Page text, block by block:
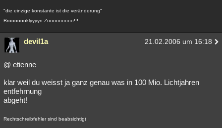
"die einzige konstante ist die veränderung"
Brooooooklyyyyn Zooooooooo!!!
devil1a 21.02.2006 um 16:18
@ etienne
klar weil du weisst ja ganz genau was in 100 Mio. Lichtjahren
entfehrnung
abgeht!
Rechtschreibfehler sind beabsichtigt